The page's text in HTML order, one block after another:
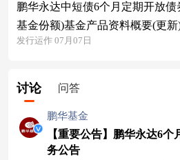
鹏华永达中短债6个月定期开放
基金份额)基金产品资料概要(更新
发行运作 07月07日
讨论 问答
鹏华基金
【重要公告】鹏华永达6
务公告